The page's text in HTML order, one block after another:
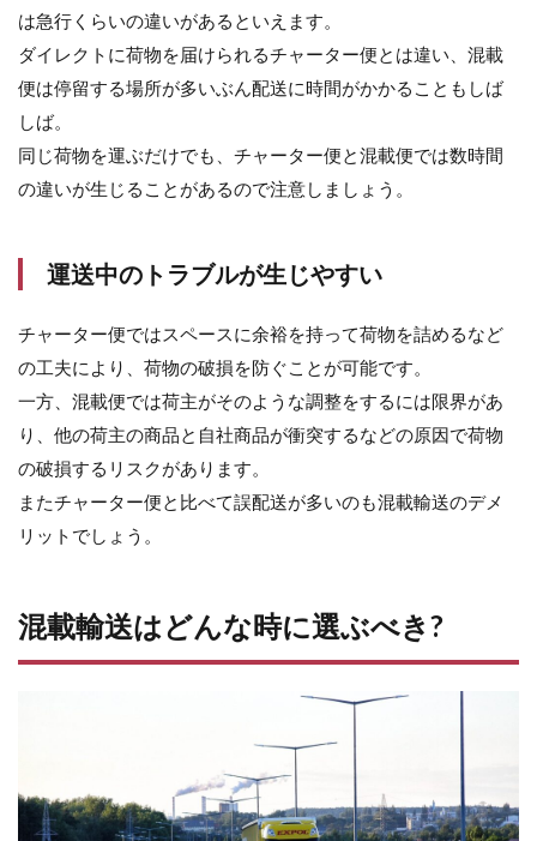
は急行くらいの違いがあるといえます。
ダイレクトに荷物を届けられるチャーター便とは違い、混載
便は停留する場所が多いぶん配送に時間がかかることもしば
しば。
同じ荷物を運ぶだけでも、チャーター便と混載便では数時間
の違いが生じることがあるので注意しましょう。
運送中のトラブルが生じやすい
チャーター便ではスペースに余裕を持って荷物を詰めるなど
の工夫により、荷物の破損を防ぐことが可能です。
一方、混載便では荷主がそのような調整をするには限界があ
り、他の荷主の商品と自社商品が衝突するなどの原因で荷物
の破損するリスクがあります。
またチャーター便と比べて誤配送が多いのも混載輸送のデメ
リットでしょう。
混載輸送はどんな時に選ぶべき?